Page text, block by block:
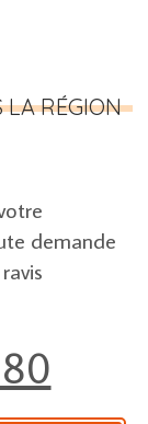
LA RÉGION
demande